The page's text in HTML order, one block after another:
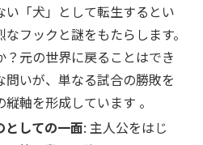
い「犬」として転生するとい
フックと謎をもたらします。
元の世界に戻ることはでき
問いが、単なる試合の勝敗を
軸を形成しています 。
としての一面: 主人公をはじ